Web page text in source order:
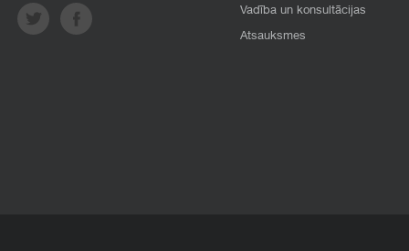
Vadība un konsultācijas
Atsauksmes